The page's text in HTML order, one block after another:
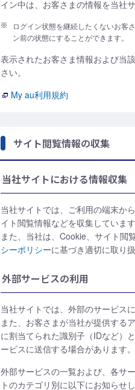
イン中は、お客さまの情報を当社
ログイン状態を継続したくないお客
ン前の状態にすることができます。
表示されたお客さま情報および当
さい。
My au利用規約
サイト閲覧情報の収集
当社サイトにおける情報収集
当社サイトでは、ご利用の端末か
イト閲覧情報などを収集しています
また、当社は、Cookie、サイト閲
シーポリシーに基づき適切に取り扱
外部サービスの利用
当社サイトでは、外部のサービス
また、お客さまが当社が提供する
に割当てられた識別子（IDなど）
ービスに送信する場合があります。
外部サービスの一覧および、各サ
トのカテゴリ別に以下にお知らせし